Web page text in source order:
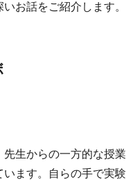
お話をご紹介します。
先生からの一方的な授
います。自らの手で実